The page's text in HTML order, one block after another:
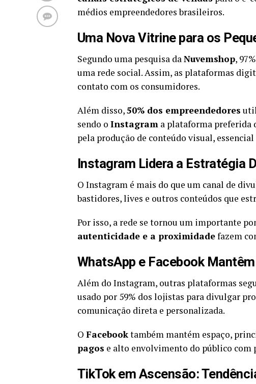
médios empreendedores brasileiros.
Uma Nova Vitrine para os
Segundo uma pesquisa daNuvemshop,
uma rede social. Assim, as plataformas
contato com os consumidores.
Além disso,50% dos empreendedores
sendo o Instagram a plataforma preferida
pela produção de conteúdo visual,
Instagram Lidera a Estratégia
O Instagram é mais do que um canal de
bastidores, lives e outros conteúdos que
Por isso, a rede se tornou um importante
autenticidade e a proximidadefazem
WhatsApp e Facebook
Além do Instagram, outras plataformas
usado por 59% dos lojistas para divulgar
comunicação direta e personalizada.
O Facebooktambém mantém espaço,
pagos e alto envolvimento do público com
TikTok em Ascensão: